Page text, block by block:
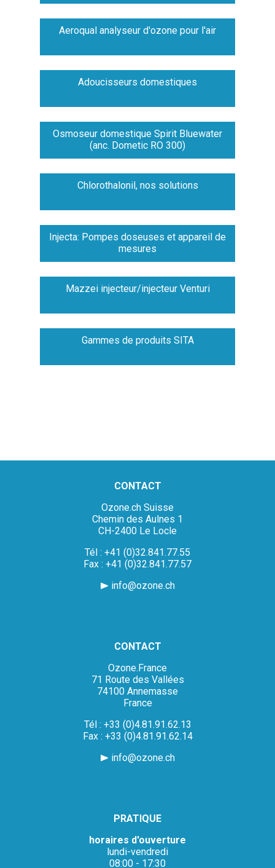
Aeroqual analyseur d'ozone pour l'air
Adoucisseurs domestiques
Osmoseur domestique Spirit Bluewater
(anc. Dometic RO 300)
Chlorothalonil, nos solutions
Injecta: Pompes doseuses et appareil de
mesures
Mazzei injecteur/injecteur Venturi
Gammes de produits SITA
CONTACT
Ozone.ch Suisse
Chemin des Aulnes 1
CH-2400 Le Locle
Tél : +41 (0)32.841.77.55
Fax : +41 (0)32.841.77.57
info@ozone.ch
CONTACT
Ozone.France
71 Route des Vallées
74100 Annemasse
France
Tél : +33 (0)4.81.91.62.13
Fax : +33 (0)4.81.91.62.14
info@ozone.ch
PRATIQUE
horaires d'ouverture
lundi-vendredi
08:00 - 17:30